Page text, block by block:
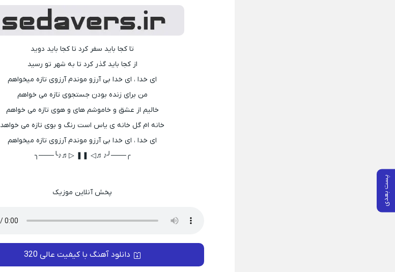
پست بعدی
تا کجا باید سفر کرد تا کجا باید دوید
از کجا باید گذر کرد تا به شهر تو رسید
ای خدا ، ای خدا بی آرزو موندم آرزوی تازه میخواهم
من برای زنده بودن جستجوی تازه می خواهم
خالیم از عشق و خاموشم های و هوی تازه می خواهم
خانه ام گل خانه ی یاس است رنگ و بوی تازه می خواهد
ای خدا ، ای خدا بی آرزو موندم آرزوی تازه میخواهم
╭───╯♪♬◁ ❚❚ ▷♬♪╰───╮
پخش آنلاین موزیک
دانلود آهنگ با کیفیت عالی 320